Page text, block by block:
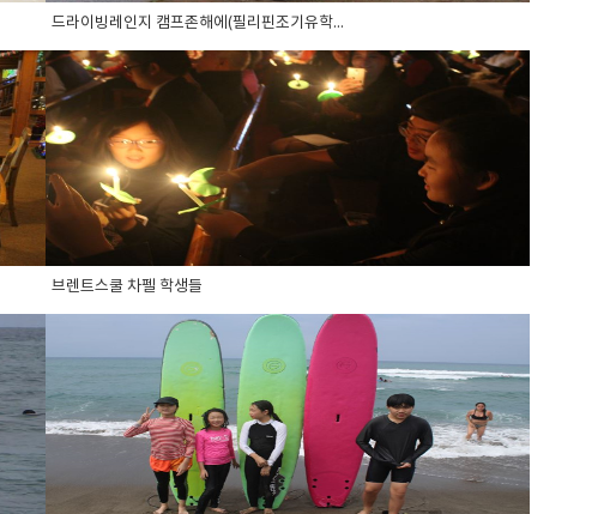
드라이빙레인지 캠프존해에(필리핀조기유학...
브렌트스쿨 차펠 학생들